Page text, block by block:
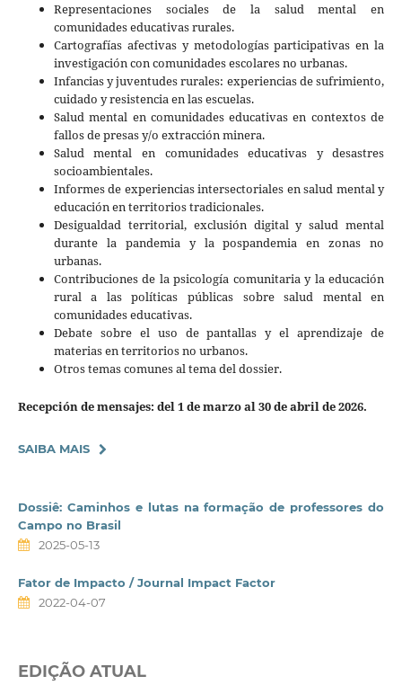
Representaciones sociales de la salud mental en
comunidades educativas rurales.
Cartografías afectivas y metodologías participativas en la
investigación con comunidades escolares no urbanas.
Infancias y juventudes rurales: experiencias de sufrimiento,
cuidado y resistencia en las escuelas.
Salud mental en comunidades educativas en contextos de
fallos de presas y/o extracción minera.
Salud mental en comunidades educativas y desastres
socioambientales.
Informes de experiencias intersectoriales en salud mental y
educación en territorios tradicionales.
Desigualdad territorial, exclusión digital y salud mental
durante la pandemia y la pospandemia en zonas no
urbanas.
Contribuciones de la psicología comunitaria y la educación
rural a las políticas públicas sobre salud mental en
comunidades educativas.
Debate sobre el uso de pantallas y el aprendizaje de
materias en territorios no urbanos.
Otros temas comunes al tema del dossier.
Recepción de mensajes: del 1 de marzo al 30 de abril de 2026.
SAIBA MAIS
Dossiê: Caminhos e lutas na formação de professores do
Campo no Brasil
2025-05-13
Fator de Impacto / Journal Impact Factor
2022-04-07
EDIÇÃO ATUAL